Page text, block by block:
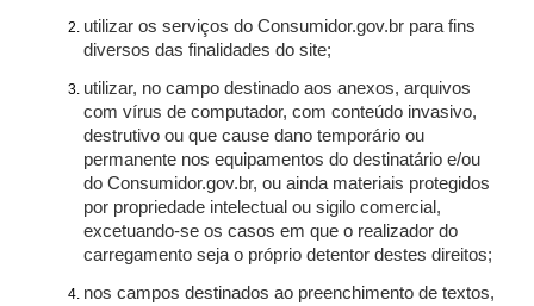
utilizar os serviços do Consumidor.gov.br para fins
diversos das finalidades do site;
utilizar, no campo destinado aos anexos, arquivos
com vírus de computador, com conteúdo invasivo,
destrutivo ou que cause dano temporário ou
permanente nos equipamentos do destinatário e/ou
do Consumidor.gov.br, ou ainda materiais protegidos
por propriedade intelectual ou sigilo comercial,
excetuando-se os casos em que o realizador do
carregamento seja o próprio detentor destes direitos;
nos campos destinados ao preenchimento de textos,